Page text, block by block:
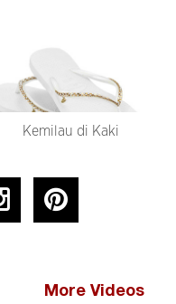
Kemilau di Kaki
More Videos